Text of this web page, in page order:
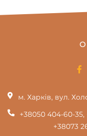
О
м. Харків, вул.
+38050 404-60-35,
+38073